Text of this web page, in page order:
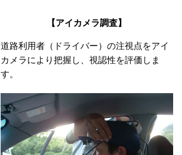
【アイカメラ調査】
道路利用者（ドライバー）の注視点をアイ
カメラにより把握し、視認性を評価しま
す。